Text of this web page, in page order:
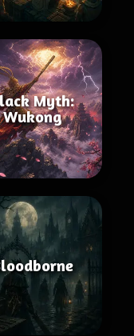
Myth:
Wukong